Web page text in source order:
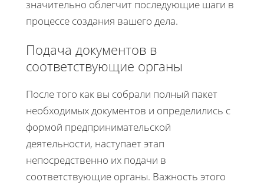
значительно облегчит последующие шаги в
процессе создания вашего дела.
Подача документов в
соответствующие органы
После того как вы собрали полный пакет
необходимых документов и определились с
формой предпринимательской
деятельности, наступает этап
непосредственно их подачи в
соответствующие органы. Важность этого